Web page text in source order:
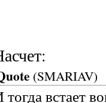
(SMARIAV)
тогда встает